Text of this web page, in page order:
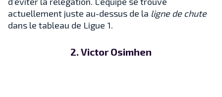
actuellement juste au-dessus de la ligne de chute
dans le tableau de Ligue 1.
2. Victor Osimhen